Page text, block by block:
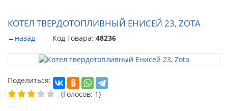
КОТЕЛ ТВЕРДОТОПЛИВНЫЙ ЕНИСЕЙ 23, ZOTA
←назад Код товара: 48236
Поделиться:
(Голосов: 1)